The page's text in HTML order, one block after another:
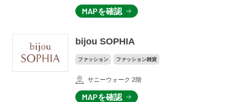
MAPを確認
bijou SOPHIA
ファッション ファッション雑貨
サニーウォーク 2階
MAPを確認